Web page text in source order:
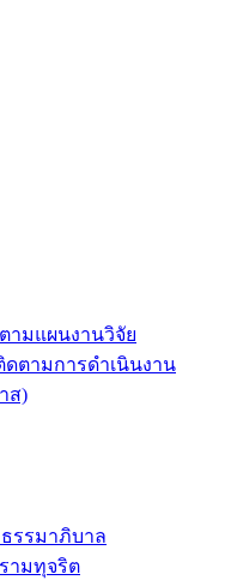
ามแผนงานวิจัย
ดตามการดำเนินงาน
ส)
รรมาภิบาล
ามทุจริต